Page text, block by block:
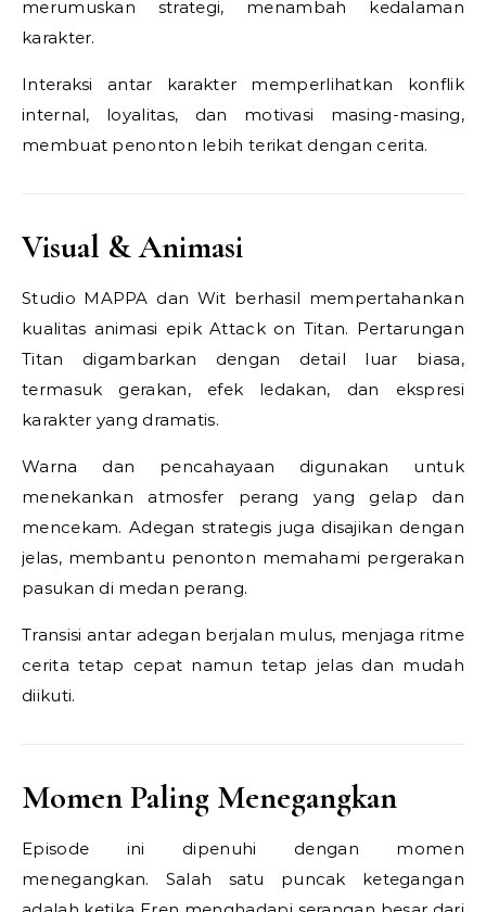
merumuskan strategi, menambah kedalaman
karakter.
Interaksi antar karakter memperlihatkan konflik
internal, loyalitas, dan motivasi masing-masing,
membuat penonton lebih terikat dengan cerita.
Visual & Animasi
Studio MAPPA dan Wit berhasil mempertahankan
kualitas animasi epik Attack on Titan. Pertarungan
Titan digambarkan dengan detail luar biasa,
termasuk gerakan, efek ledakan, dan ekspresi
karakter yang dramatis.
Warna dan pencahayaan digunakan untuk
menekankan atmosfer perang yang gelap dan
mencekam. Adegan strategis juga disajikan dengan
jelas, membantu penonton memahami pergerakan
pasukan di medan perang.
Transisi antar adegan berjalan mulus, menjaga ritme
cerita tetap cepat namun tetap jelas dan mudah
diikuti.
Momen Paling Menegangkan
Episode ini dipenuhi dengan momen
menegangkan. Salah satu puncak ketegangan